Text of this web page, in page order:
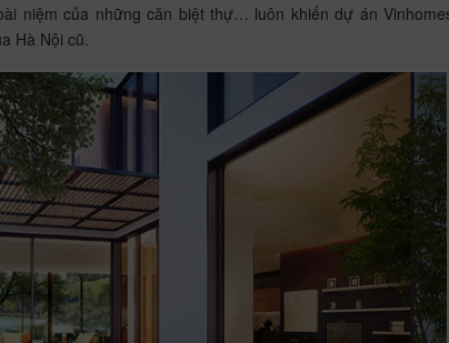
niệm của những căn biệt thự… luôn khiến dự án
Hà Nội cũ.